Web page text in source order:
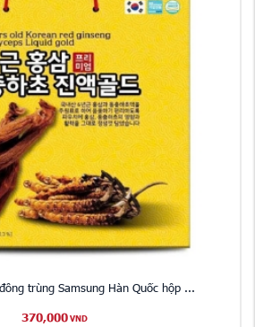
trùng Samsung Hàn Quốc hộp ...
370,000 VND